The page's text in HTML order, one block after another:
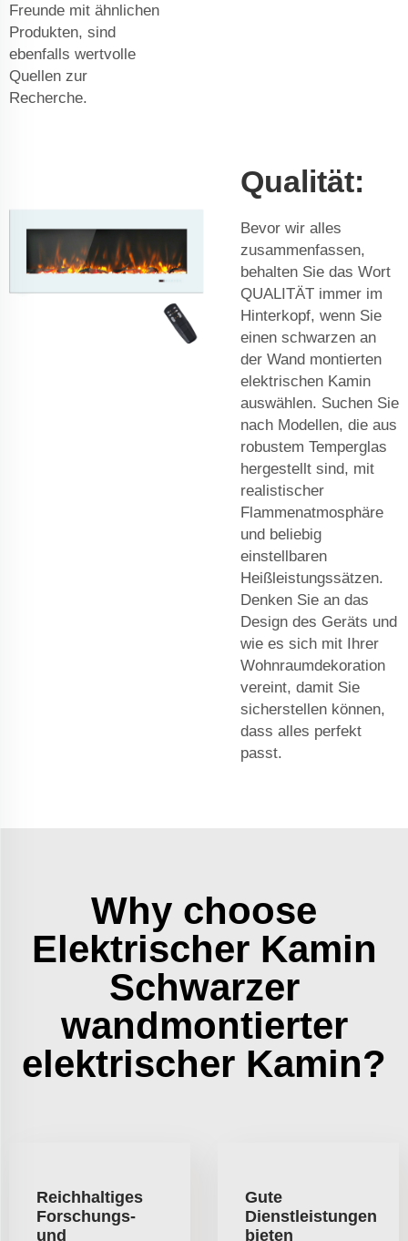
Freunde mit ähnlichen
Produkten, sind
ebenfalls wertvolle
Quellen zur
Recherche.
Qualität:
Bevor wir alles
zusammenfassen,
behalten Sie das Wort
QUALITÄT immer im
Hinterkopf, wenn Sie
einen schwarzen an
der Wand montierten
elektrischen Kamin
auswählen. Suchen Sie
nach Modellen, die aus
robustem Temperglas
hergestellt sind, mit
realistischer
Flammenatmosphäre
und beliebig
einstellbaren
Heißleistungssätzen.
Denken Sie an das
Design des Geräts und
wie es sich mit Ihrer
Wohnraumdekoration
vereint, damit Sie
sicherstellen können,
dass alles perfekt
passt.
Why choose
Elektrischer Kamin
Schwarzer
wandmontierter
elektrischer Kamin?
Reichhaltiges
Forschungs-
und
Gute
Dienstleistungen
bieten